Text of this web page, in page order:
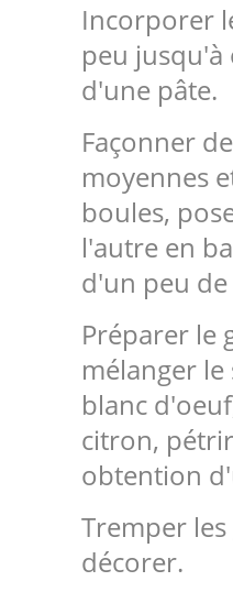
Incorporer
peu
d'une pâte.
Façonner
moyennes
boules,
l'autre en
d'un peu
Préparer le
mélanger le
blanc
citron,
obtention
Tremper les
décorer.